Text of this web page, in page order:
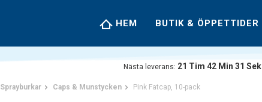
HEM BUTIK & ÖPPETTIDER
Nästa leverans: 21 Tim 42 Min 30 Sek
Sprayburkar Caps & Munstycken Pink Fatcap, 10-pack